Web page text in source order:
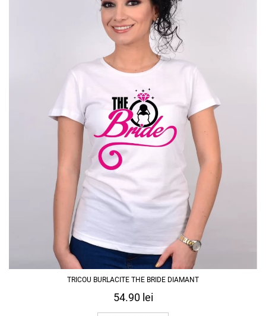
TRICOU BURLACITE THE BRIDE DIAMANT
54.90 lei